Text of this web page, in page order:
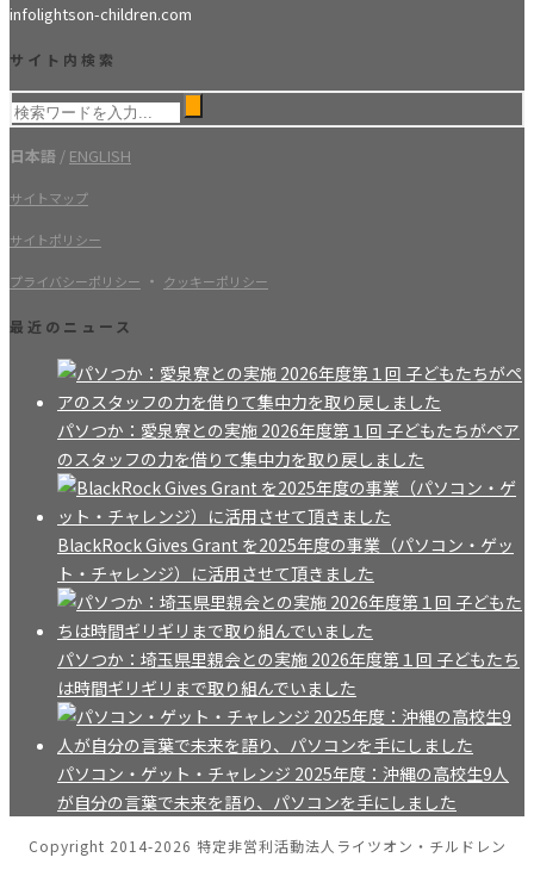
infolightson-children.com
サイト内検索
日本語 / ENGLISH
サイトマップ
サイトポリシー
プライバシーポリシー ・ クッキーポリシー
最近のニュース
パソつか：愛泉寮との実施 2026年度第１回 子どもたちがペア
のスタッフの力を借りて集中力を取り戻しました
BlackRock Gives Grant を2025年度の事業（パソコン・ゲッ
ト・チャレンジ）に活用させて頂きました
パソつか：埼玉県里親会との実施 2026年度第１回 子どもたち
は時間ギリギリまで取り組んでいました
パソコン・ゲット・チャレンジ 2025年度：沖縄の高校生9人
が自分の言葉で未来を語り、パソコンを手にしました
Copyright 2014-2026 特定非営利活動法人ライツオン・チルドレン